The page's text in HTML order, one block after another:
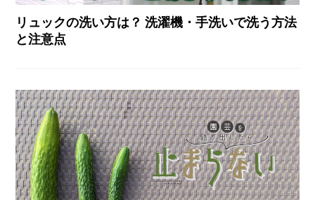
リュックの洗い方は？ 洗濯機・手洗いで洗う方法
と注意点